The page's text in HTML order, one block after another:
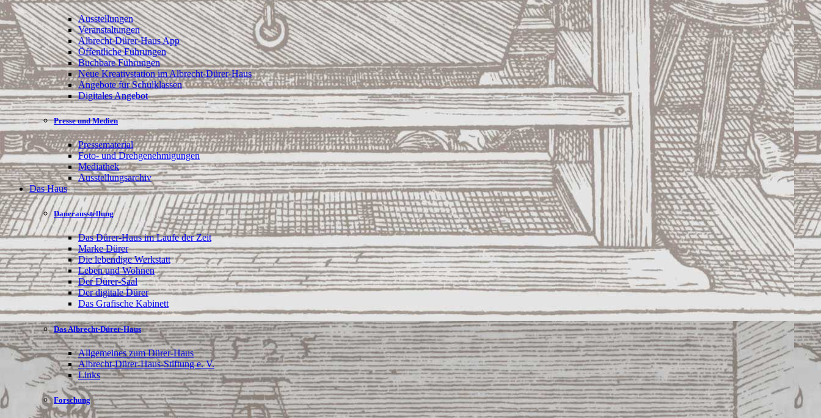
Ausstellungen
Veranstaltungen
Albrecht-Dürer-Haus App
Öffentliche Führungen
Buchbare Führungen
Neue Kreativstation im Albrecht-Dürer-Haus
Angebote für Schulklassen
Digitales Angebot
Presse und Medien
Pressematerial
Foto- und Drehgenehmigungen
Mediathek
Ausstellungsarchiv
Das Haus
Dauerausstellung
Das Dürer-Haus im Laufe der Zeit
Marke Dürer
Die lebendige Werkstatt
Leben und Wohnen
Der Dürer-Saal
Der digitale Dürer
Das Grafische Kabinett
Das Albrecht-Dürer-Haus
Allgemeines zum Dürer-Haus
Albrecht-Dürer-Haus-Stiftung e. V.
Links
Forschung